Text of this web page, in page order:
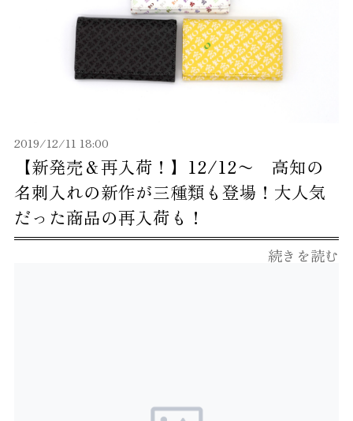
【新発売＆再入荷！】12/12〜 高知の
名刺入れの新作が三種類も登場！大人気
だった商品の再入荷も！
2019/12/11 18:00
続きを読む